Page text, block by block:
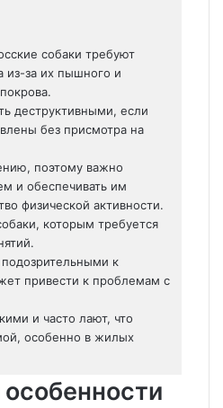
собаки требуют
из-за их пышного и
деструктивными, если
без присмотра на
поэтому важно
и обеспечивать им
физической активности.
которым требуется
к
привести к проблемам с
и часто лают, что
особенно в жилых